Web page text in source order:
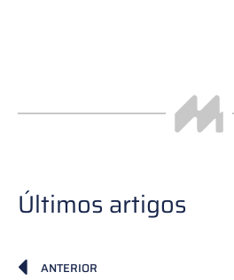
Últimos artigos
ANTERIOR